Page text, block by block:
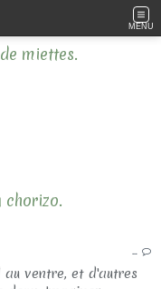
MENU
chorizo.
…
ventre, et d'autres